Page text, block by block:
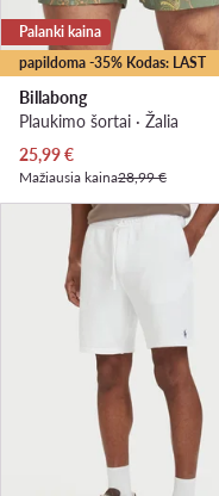
papildoma -35% Kodas: LAST
Palanki kaina
Billabong
Plaukimo šortai · Žalia
Dabartinė kaina
25,99€
Mažiausia kaina28,99 €